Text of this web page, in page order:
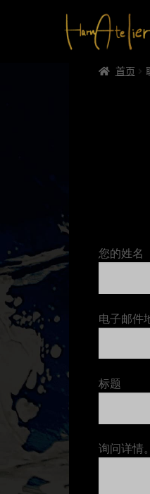
首页
您的姓名
电子邮件
标题
询问详情。